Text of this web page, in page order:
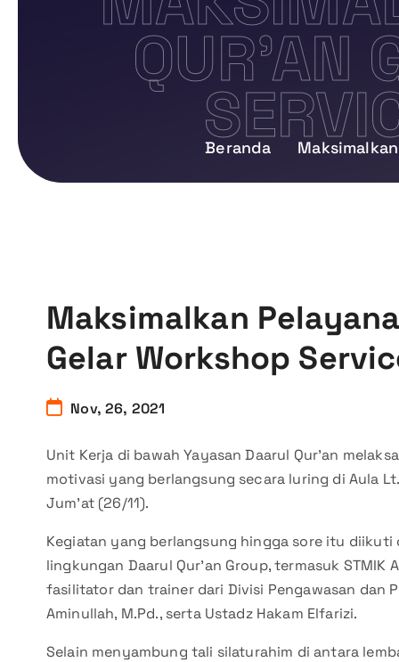
QUR’AN
Beranda
Maksimalkan
Gelar Workshop
Nov, 26, 2021
Unit Kerja di bawah Yayasan Daarul Qur’an
motivasi yang berlangsung secara luring di Aula
Jum’at (26/11).
Kegiatan yang berlangsung hingga sore itu diikuti
lingkungan Daarul Qur’an Group, termasuk
fasilitator dan trainer dari Divisi Pengawasan dan
Aminullah, M.Pd., serta Ustadz Hakam Elfarizi.
Selain menyambung tali silaturahim di antara